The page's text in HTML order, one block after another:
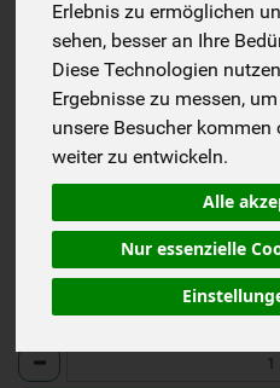
Erlebnis zu ermöglichen
sehen, besser an Ihre
Diese Technologien
Ergebnisse zu messen,
unsere Besucher
weiter zu entwickeln.
Alle
Nur essenzielle
Anzahl